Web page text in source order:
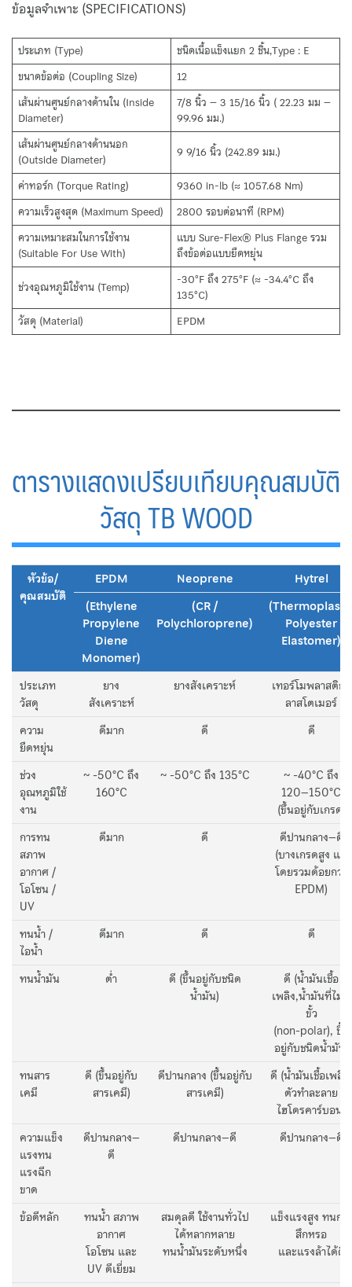
ข้อมูลจำเพาะ (SPECIFICATIONS)
ประเภท (Type)
ชนิดเนื้อแข็งแยก 2 ชิ้น,Type : E
ขนาดข้อต่อ (Coupling Size)
12
เส้นผ่านศูนย์กลางด้านใน (Inside
Diameter)
7/8 นิ้ว – 3 15/16 นิ้ว ( 22.23 มม –
99.96 มม.)
เส้นผ่านศูนย์กลางด้านนอก
(Outside Diameter)
9 9/16 นิ้ว (242.89 มม.)
ค่าทอร์ก (Torque Rating)
9360 in-lb (≈ 1057.68 Nm)
ความเร็วสูงสุด (Maximum Speed)
2800 รอบต่อนาที (RPM)
ความเหมาะสมในการใช้งาน
(Suitable For Use With)
แบบ Sure-Flex® Plus Flange รวม
ถึงข้อต่อแบบยืดหยุ่น
ช่วงอุณหภูมิใช้งาน (Temp)
-30°F ถึง 275°F (≈ -34.4°C ถึง
135°C)
วัสดุ (Material)
EPDM
ตารางแสดงเปรียบเทียบคุณสมบัติ
วัสดุ TB WOOD
หัวข้อ/
คุณสมบัติ
EPDM Neoprene
Hytrel
(Ethylene
Propylene
Diene
Monomer)
(CR /
Polychloroprene)
Polyester
Elastomer)
ประเภท
วัสดุ
ยาง
สังเคราะห์
ยางสังเคราะห์
เทอร์โมพลาสติกอี
ลาสโตเมอร์
ความ
ยืดหยุ่น
ดีมาก ดี ดี
ช่วง
อุณหภูมิใช้
งาน
~ -50°C ถึง
160°C
~ -50°C ถึง 135°C
~ -40°C ถึง
120–150°C
(ขึ้นอยู่กับเกรด)
การทน
สภาพ
อากาศ /
โอโซน /
UV
ดีมาก ดี
ดีปานกลาง–ดี
(บางเกรดสูง แต่
โดยรวมด้อยกว่า
EPDM)
ทนน้ำ /
ไอน้ำ
ดีมาก ดี ดี
ทนน้ำมัน ต่ำ
ดี (ขึ้นอยู่กับชนิด
น้ำมัน)
ดี (น้ำมันเชื้อ
เพลิง,น้ำมันที่ไม่มี
ขั้ว
(non-polar), ขึ้น
อยู่กับชนิดน้ำมัน)
ทนสาร
เคมี
ดี (ขึ้นอยู่กับ
สารเคมี)
ดีปานกลาง (ขึ้นอยู่กับ
สารเคมี)
ดี (น้ำมันเชื้อเพลิง,
ตัวทำละลาย
ไฮโดรคาร์บอน)
ความแข็ง
แรงทน
แรงฉีก
ขาด
ดีปานกลาง–
ดี
ดีปานกลาง–ดี ดีปานกลาง–ดี
ข้อดีหลัก
ทนน้ำ สภาพ
อากาศ
โอโซน และ
UV ดีเยี่ยม
สมดุลดี ใช้งานทั่วไป
ได้หลากหลาย
ทนน้ำมันระดับหนึ่ง
แข็งแรงสูง ทนการ
สึกหรอ
และแรงล้าได้ดี